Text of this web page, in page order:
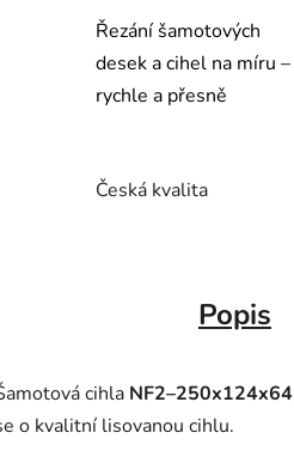
Řezání šamotových
desek a cihel na míru –
rychle a přesně
Česká kvalita
Popis
cihla NF2–250x124x64
o kvalitní lisovanou cihlu.